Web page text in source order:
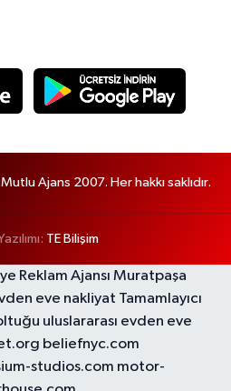
Ajans 2007. Her hakkı saklıdır.
TE Bilişim
Reklam Ajansı Muratpaşa
eve nakliyat Tamamlayıcı
uluslararası evden eve
beliefnyc.com
studios.com motor-